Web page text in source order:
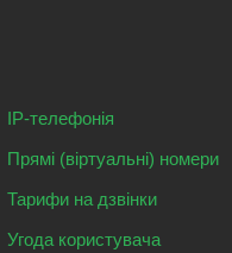
IP-телефонія
Прямі (віртуальні) номери
Тарифи на дзвінки
Угода користувача